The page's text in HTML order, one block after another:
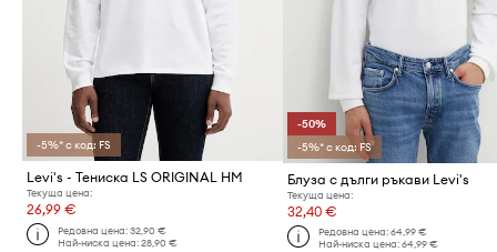
-5%* с код: FS
Levi's - Тениска LS ORIGINAL HM
Текуща цена:
26,99 €
Редовна цена:32,90 €
Най-ниска цена:28,90 €
-50%
-5%* с код: FS
Блуза с дълги ръкави Levi's
Текуща цена:
32,40 €
Редовна цена: 64,99 €
Най-ниска цена: 64,99 €